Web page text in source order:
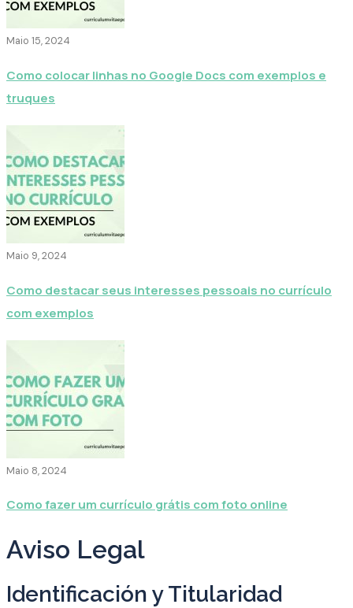
Maio 15, 2024
Como colocar linhas no Google Docs com exemplos e
truques
Maio 9, 2024
Como destacar seus interesses pessoais no currículo
com exemplos
Maio 8, 2024
Como fazer um currículo grátis com foto online
Aviso Legal
Identificación y Titularidad